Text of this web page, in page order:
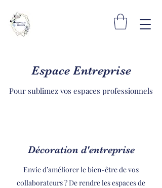
Espace Entreprise
Pour sublimez vos espaces professionnels
Décoration d'entreprise
Envie d’améliorer le bien-être de vos
collaborateurs ? De rendre les espaces de